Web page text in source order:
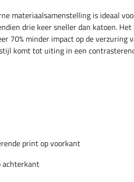
materiaalsamenstelling is ideaal
drie keer sneller dan katoen.
70% minder impact op de
komt tot uiting in een
print op voorkant
achterkant